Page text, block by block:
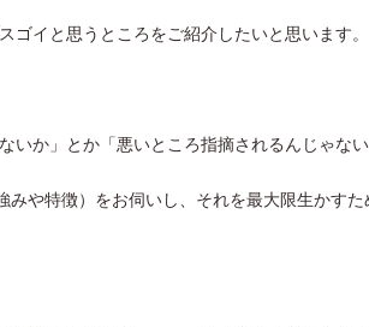
イと思うところをご紹介したいと思います。
いか」とか「悪いところ指摘されるんじゃない
や特徴）をお伺いし、それを最大限生かすた